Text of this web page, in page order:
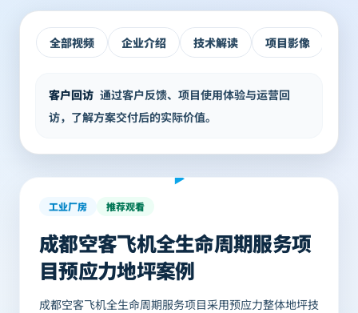
全部视频 企业介绍 技术解读 项目影像
客户回访 通过客户反馈、项目使用体验与运营回
访，了解方案交付后的实际价值。
客户回访
▶
工业厂房 推荐观看
成都空客飞机全生命周期服务项
目预应力地坪案例
成都空客飞机全生命周期服务项目采用预应力整体地坪技